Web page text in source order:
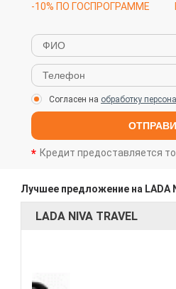
-10% ПО ГОСПРОГРАММЕ
Согласен на обработку
Кредит предоставляется
Лучшее предложение на LADA
LADA NIVA TRAVEL